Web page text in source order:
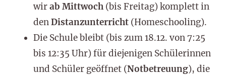
wirab Mittwoch (bis Freitag) komplett in
denDistanzunterricht (Homeschooling).
Die Schule bleibt (bis zum 18.12. von 7:25
bis 12:35 Uhr) für diejenigen Schülerinnen
und Schüler geöffnet (Notbetreuung), die